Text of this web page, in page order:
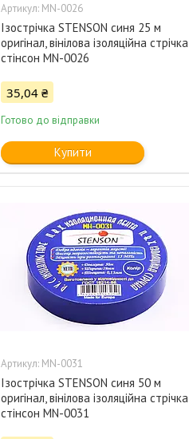
MN-0026
Ізострічка STENSON синя 25 м
оригінал, вінілова ізоляційна стрічка
стінсон MN-0026
35,04 ₴
Готово до відправки
Купити
MN-0031
Ізострічка STENSON синя 50 м
оригінал, вінілова ізоляційна стрічка
стінсон MN-0031